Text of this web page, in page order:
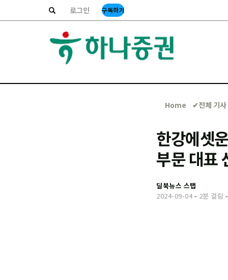
로그인 구독하기
Home ✔︎전체 기사
한강에셋
부문 대표
딜북뉴스 스탭
2024-09-04- 2분 걸림 -